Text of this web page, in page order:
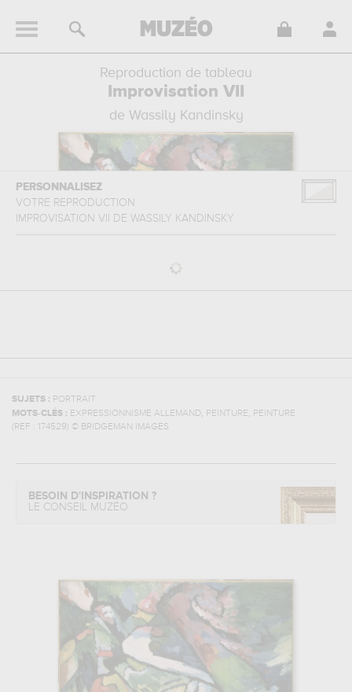
Reproduction de tableau
Improvisation VII
de Wassily Kandinsky
PERSONNALISEZ
VOTRE REPRODUCTION
IMPROVISATION VII
DE WASSILY KANDINSKY
SUJETS : PORTRAIT
MOTS-CLÉS : EXPRESSIONNISME ALLEMAND, PEINTURE, PEINTURE
(REF :
174529) © BRIDGEMAN IMAGES
BESOIN D'INSPIRATION ?
LE CONSEIL MUZÉO